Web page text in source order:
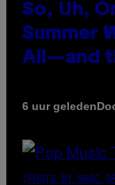
So, Uh,
Summer
All—and
6 uur geleden
(PHOTO BY MARC